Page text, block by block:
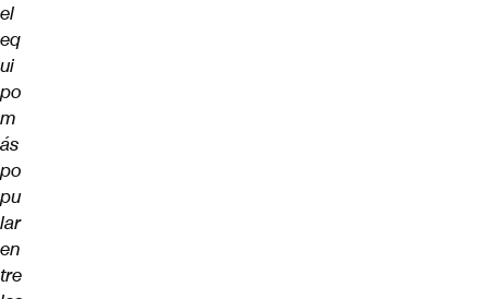
el
eq
ui
po
m
ás
po
pu
lar
en
tre